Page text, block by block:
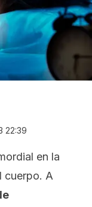
22:39
en la
cuerpo. A